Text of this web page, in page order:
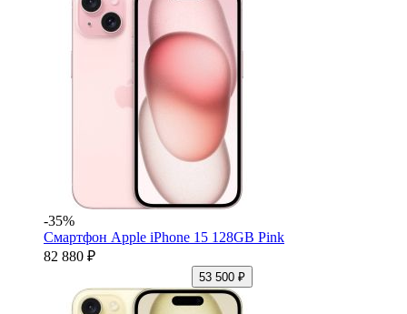
-35%
Смартфон Apple iPhone 15 128GB Pink
82 880 ₽
53 500 ₽